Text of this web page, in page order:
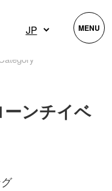
ーンチイベ
MENU